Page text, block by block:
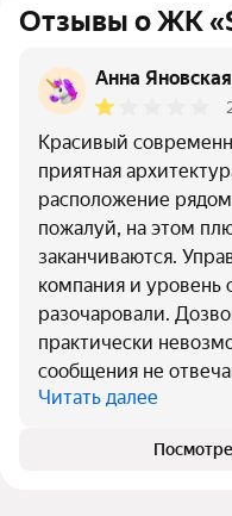
Отзывы о ЖК
Анна Яновская
Красивый
приятная
расположение
пожалуй, на этом
заканчиваются.
компания и уровень
разочаровали.
практически
сообщения не
Читать далее